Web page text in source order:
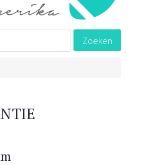
NAAR DE VERENIGDE STATEN